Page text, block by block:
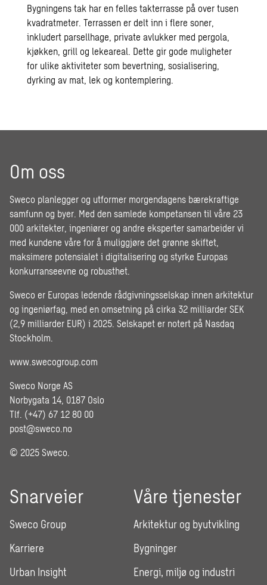
Bygningens tak har en felles takterrasse på over tusen
kvadratmeter. Terrassen er delt inn i flere soner,
inkludert parsellhage, private avlukker med pergola,
kjøkken, grill og lekeareal. Dette gir gode muligheter
for ulike aktiviteter som bevertning, sosialisering,
dyrking av mat, lek og kontemplering.
Om oss
Sweco planlegger og utformer morgendagens bærekraftige
samfunn og byer. Med den samlede kompetansen til våre 23
000 arkitekter, ingeniører og andre eksperter samarbeider vi
med kundene våre for å muliggjøre det grønne skiftet,
maksimere potensialet i digitalisering og styrke Europas
konkurranseevne og robusthet.
Sweco er Europas ledende rådgivningsselskap innen arkitektur
og ingeniørfag, med en omsetning på cirka 32 milliarder SEK
(2,9 milliarder EUR) i 2025. Selskapet er notert på Nasdaq
Stockholm.
www.swecogroup.com
Sweco Norge AS
Norbygata 14, 0187 Oslo
Tlf. (+47) 67 12 80 00
post@sweco.no
© 2025 Sweco.
Snarveier
Sweco Group
Karriere
Urban Insight
Våre tjenester
Arkitektur og byutvikling
Bygninger
Energi, miljø og industri